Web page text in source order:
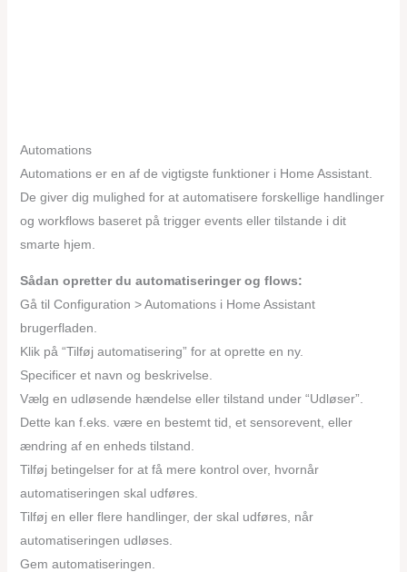
Automations
Automations er en af de vigtigste funktioner i Home Assistant.
De giver dig mulighed for at automatisere forskellige handlinger
og workflows baseret på trigger events eller tilstande i dit
smarte hjem.
Sådan opretter du automatiseringer og flows:
Gå til Configuration > Automations i Home Assistant
brugerfladen.
Klik på “Tilføj automatisering” for at oprette en ny.
Specificer et navn og beskrivelse.
Vælg en udløsende hændelse eller tilstand under “Udløser”.
Dette kan f.eks. være en bestemt tid, et sensorevent, eller
ændring af en enheds tilstand.
Tilføj betingelser for at få mere kontrol over, hvornår
automatiseringen skal udføres.
Tilføj en eller flere handlinger, der skal udføres, når
automatiseringen udløses.
Gem automatiseringen.